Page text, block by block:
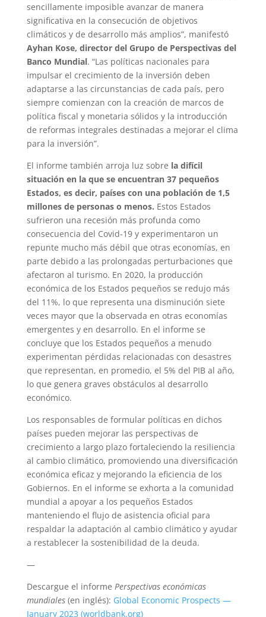
sencillamente imposible avanzar de manera
significativa en la consecución de objetivos
climáticos y de desarrollo más amplios”, manifestó
Ayhan Kose, director del Grupo de Perspectivas del
Banco Mundial. “Las políticas nacionales para
impulsar el crecimiento de la inversión deben
adaptarse a las circunstancias de cada país, pero
siempre comienzan con la creación de marcos de
política fiscal y monetaria sólidos y la introducción
de reformas integrales destinadas a mejorar el clima
para la inversión”.
El informe también arroja luz sobre la difícil
situación en la que se encuentran 37 pequeños
Estados, es decir, países con una población de 1,5
millones de personas o menos. Estos Estados
sufrieron una recesión más profunda como
consecuencia del Covid-19 y experimentaron un
repunte mucho más débil que otras economías, en
parte debido a las prolongadas perturbaciones que
afectaron al turismo. En 2020, la producción
económica de los Estados pequeños se redujo más
del 11%, lo que representa una disminución siete
veces mayor que la observada en otras economías
emergentes y en desarrollo. En el informe se
concluye que los Estados pequeños a menudo
experimentan pérdidas relacionadas con desastres
que representan, en promedio, el 5% del PIB al año,
lo que genera graves obstáculos al desarrollo
económico.
Los responsables de formular políticas en dichos
países pueden mejorar las perspectivas de
crecimiento a largo plazo fortaleciendo la resiliencia
al cambio climático, promoviendo una diversificación
económica eficaz y mejorando la eficiencia de los
Gobiernos. En el informe se exhorta a la comunidad
mundial a apoyar a los pequeños Estados
manteniendo el flujo de asistencia oficial para
respaldar la adaptación al cambio climático y ayudar
a restablecer la sostenibilidad de la deuda.
—
Descargue el informe Perspectivas económicas
mundiales(en inglés): Global Economic Prospects —
January 2023 (worldbank.org)